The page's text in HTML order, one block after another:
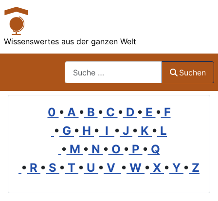
Wissenswertes aus der ganzen Welt
Suchen
0 • A • B • C • D • E • F
• G • H • I • J • K • L
• M • N • O • P • Q
• R • S • T • U • V • W • X • Y • Z